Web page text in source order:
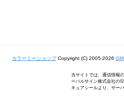
カラーミーショップCopyright (C) 2005-2026
当サイトでは、通信情報
ーバルサイン株式会社の
キュアシールより、サー